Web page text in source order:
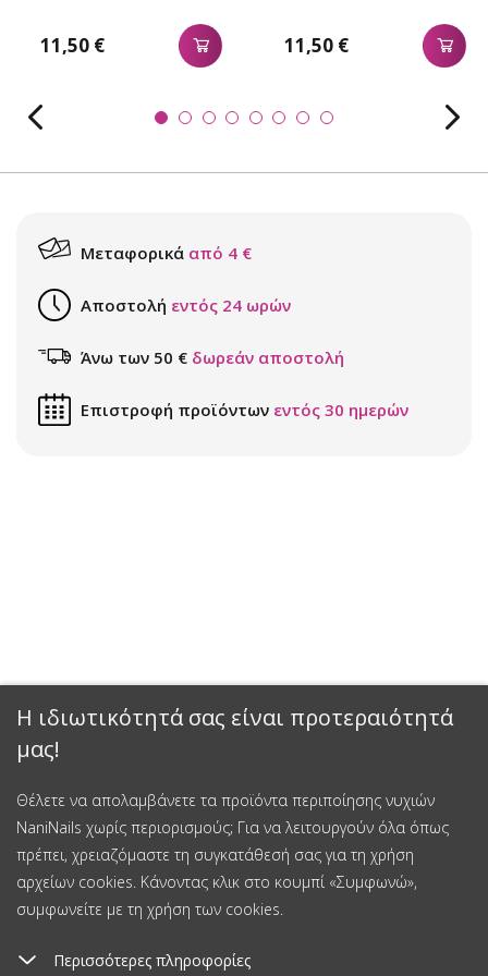
Η ιδιωτικότητά σας είναι προτεραιότητά
μας!
Θέλετε να απολαμβάνετε τα προϊόντα περιποίησης νυχιών
NaniNails χωρίς περιορισμούς; Για να λειτουργούν όλα όπως
πρέπει, χρειαζόμαστε τη συγκατάθεσή σας για τη χρήση
αρχείων cookies. Κάνοντας κλικ στο κουμπί «Συμφωνώ»,
συμφωνείτε με τη χρήση των cookies.
Περισσότερες πληροφορίες
11,50 € 11,50 €
Μεταφορικά από 4 €
Αποστολή εντός 24 ωρών
Άνω των 50 € δωρεάν αποστολή
Επιστροφή προϊόντων εντός 30 ημερών